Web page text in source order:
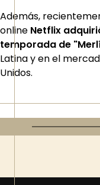
Además,
online Netflix
temporada de
Latina y en el
Unidos.